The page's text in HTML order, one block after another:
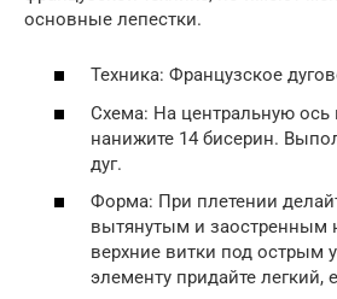
основные лепестки.
Техника: Французское
Схема: На центральную
нанижите 14 бисерин.
дуг.
Форма: При плетении
вытянутым и заостренным
верхние витки под острым
элементу придайте легкий,